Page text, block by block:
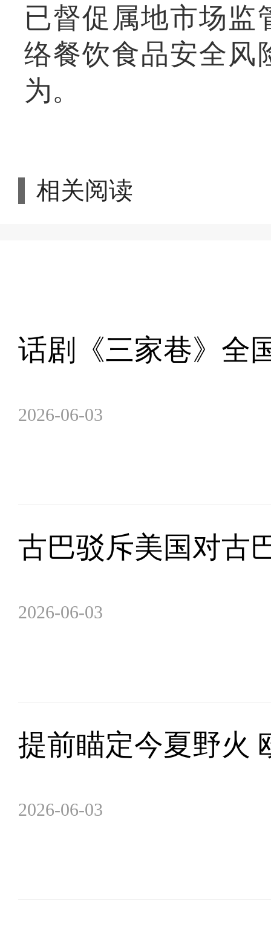
已督促属地市场监
络餐饮食品安全风
为。
相关阅读
话剧《三家巷》全
2026-06-03
古巴驳斥美国对古
2026-06-03
提前瞄定今夏野火
2026-06-03